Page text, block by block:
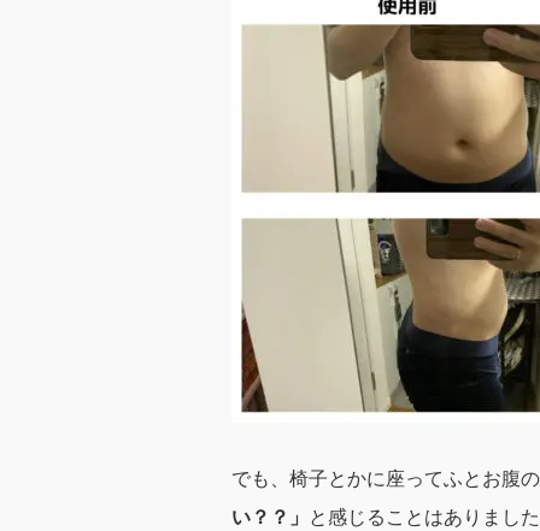
でも、椅子とかに座ってふとお腹
い？？」 と感じることはありまし